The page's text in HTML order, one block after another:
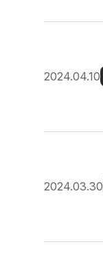
2024.04.10
2024.03.30